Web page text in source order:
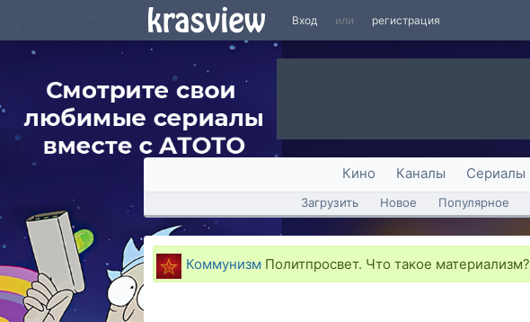
Вход или регистрация
Кино Каналы Сериалы
Загрузить Новое Популярное
Коммунизм Политпросвет. Что такое материализм?